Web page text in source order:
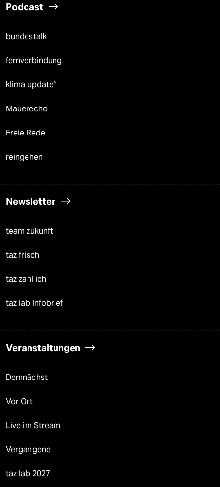
Podcast
bundestalk
fernverbindung
klima update°
Mauerecho
Freie Rede
reingehen
Newsletter
team zukunft
taz frisch
taz zahl ich
taz lab Infobrief
Veranstaltungen
Demnächst
Vor Ort
Live im Stream
Vergangene
taz lab 2027